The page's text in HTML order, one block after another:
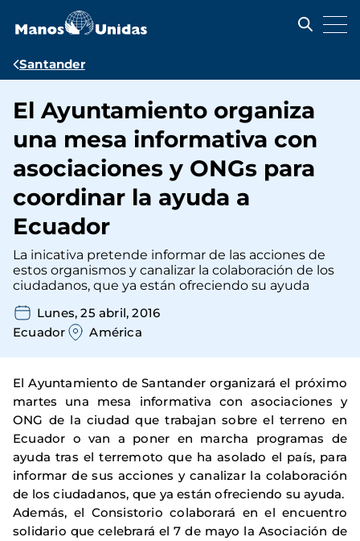
contenido
Ruta
navegación
Santander
El Ayuntamiento organiza
una mesa informativa con
asociaciones y ONGs para
coordinar la ayuda a
Ecuador
La inicativa pretende informar de las acciones de
estos organismos y canalizar la colaboración de los
ciudadanos, que ya están ofreciendo su ayuda
Lunes, 25 abril, 2016
Ecuador
América
El Ayuntamiento de Santander organizará el próximo
martes una mesa informativa con asociaciones y
ONG de la ciudad que trabajan sobre el terreno en
Ecuador o van a poner en marcha programas de
ayuda tras el terremoto que ha asolado el país, para
informar de sus acciones y canalizar la colaboración
de los ciudadanos, que ya están ofreciendo su ayuda.
Además, el Consistorio colaborará en el encuentro
solidario que celebrará el 7 de mayo la Asociación de